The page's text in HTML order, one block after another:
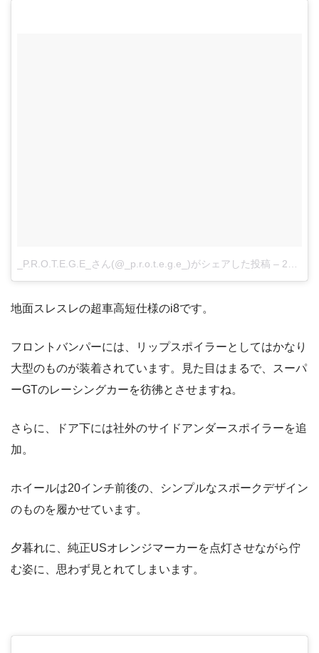
_P.R.O.T.E.G.E_さん(@_p.r.o.t.e.g.e_)がシェアした投稿 – 2018年 4月月24日午後3時27分PDT
地面スレスレの超車高短仕様のi8です。
フロントバンパーには、リップスポイラーとしてはかなり
大型のものが装着されています。見た目はまるで、スーパ
ーGTのレーシングカーを彷彿とさせますね。
さらに、ドア下には社外のサイドアンダースポイラーを追
加。
ホイールは20インチ前後の、シンプルなスポークデザイン
のものを履かせています。
夕暮れに、純正USオレンジマーカーを点灯させながら佇
む姿に、思わず見とれてしまいます。